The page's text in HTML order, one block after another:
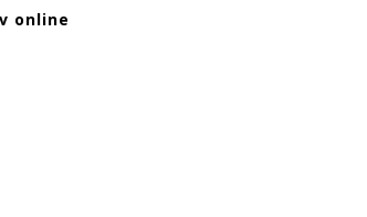
online